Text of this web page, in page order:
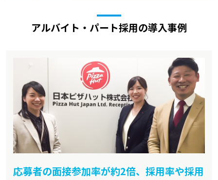
アルバイト・パート採用の導入事例
応募者の面接参加率が約2倍、採用率や採用